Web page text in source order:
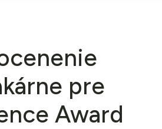
pre
Award